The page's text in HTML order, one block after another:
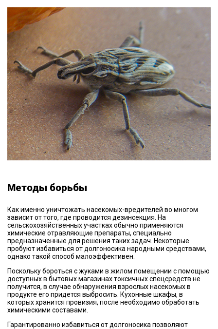
Методы борьбы
Как именно уничтожать насекомых-вредителей во многом
зависит от того, где проводится дезинсекция. На
сельскохозяйственных участках обычно применяются
химические отравляющие препараты, специально
предназначенные для решения таких задач. Некоторые
пробуют избавиться от долгоносика народными средствами,
однако такой способ малоэффективен.
Поскольку бороться с жуками в жилом помещении с помощью
доступных в бытовых магазинах токсичных спецсредств не
получится, в случае обнаружения взрослых насекомых в
продукте его придется выбросить. Кухонные шкафы, в
которых хранится провизия, после необходимо обработать
химическими составами.
Гарантированно избавиться от долгоносика позволяют